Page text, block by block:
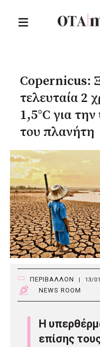
Copernicus:
τελευταία 2
1,5°C για
του πλανήτη
ΠΕΡΙΒΑΛΛΟΝ | 13/
NEWS ROOM
Η
επίσης